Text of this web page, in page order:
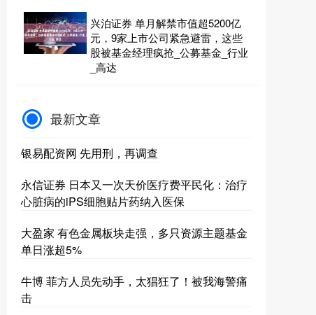
兴泊证券 单月解禁市值超5200亿
元，9家上市公司紧急避雷，这些
股被基金经理疯抢_公募基金_行业
_高达
最新文章
银易配资网 先用刑，再调查
永信证券 日本又一次天价医疗费平民化：治疗
心脏病的iPS细胞贴片药纳入医保
大盈家 有色金属板块走强，多只资源主题基金
单日涨超5%
牛博 菲方人员先动手，太猖狂了！被我海警痛
击